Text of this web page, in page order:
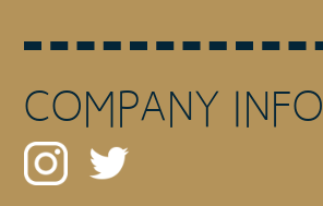
COMPANY INFO